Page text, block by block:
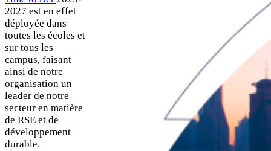
2027 est en effet
déployée dans
toutes les écoles et
sur tous les
campus, faisant
ainsi de notre
organisation un
leader de notre
secteur en matière
de RSE et de
développement
durable.